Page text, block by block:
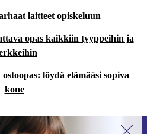
laitteet opiskeluun
opas kaikkiin tyyppeihin ja
löydä elämääsi sopiva
kone